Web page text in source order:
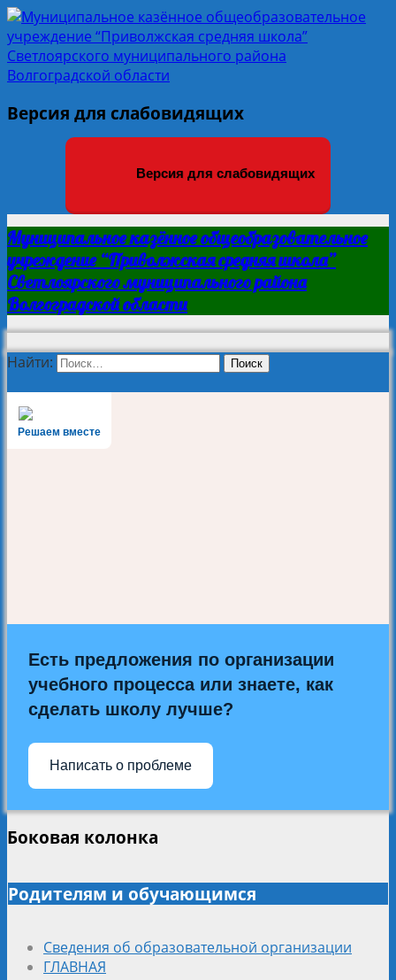
Версия для слабовидящих
Версия для слабовидящих
Муниципальное казённое общеобразовательное
учреждение “Приволжская средняя школа”
Светлоярского муниципального района
Волгоградской области
Найти:
Решаем вместе
Есть предложения по организации
учебного процесса или знаете, как
сделать школу лучше?
Написать о проблеме
Боковая колонка
Родителям и обучающимся
Сведения об образовательной организации
ГЛАВНАЯ